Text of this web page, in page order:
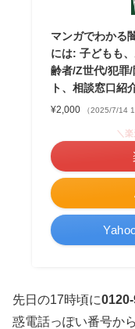
マンガでわかる
には: 子どもも
齢者/Z世代/犯罪
ト、相談窓口紹
¥2,000 （2025/7/14
＼
先日の17時頃に
惑電話っぽい番号か